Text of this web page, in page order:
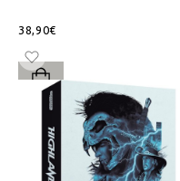
38,90€